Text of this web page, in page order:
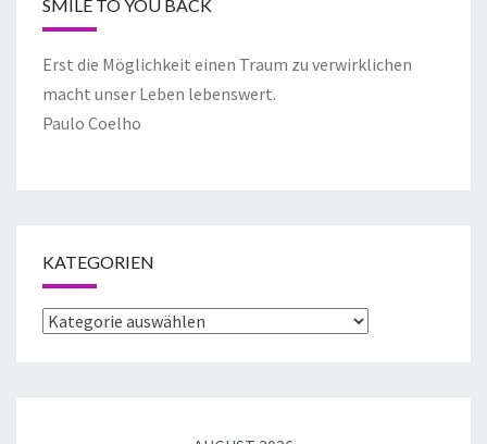
SMILE TO YOU BACK
Erst die Möglichkeit einen Traum zu verwirklichen
macht unser Leben lebenswert.
Paulo Coelho
KATEGORIEN